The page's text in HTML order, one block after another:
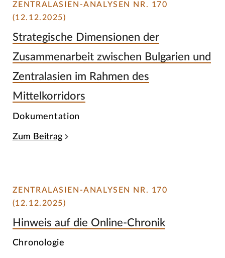
ZENTRALASIEN-ANALYSEN NR. 170
(12.12.2025)
Strategische Dimensionen der
Zusammenarbeit zwischen Bulgarien und
Zentralasien im Rahmen des
Mittelkorridors
Dokumentation
Zum Beitrag
ZENTRALASIEN-ANALYSEN NR. 170
(12.12.2025)
Hinweis auf die Online-Chronik
Chronologie